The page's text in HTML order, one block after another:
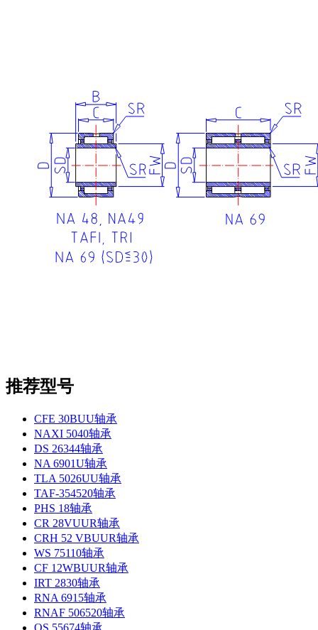
推荐型号
CFE 30BUU轴承
NAXI 5040轴承
DS 26344轴承
NA 6901U轴承
TLA 5026UU轴承
TAF-354520轴承
PHS 18轴承
CR 28VUUR轴承
CRH 52 VBUUR轴承
WS 75110轴承
CF 12WBUUR轴承
IRT 2830轴承
RNA 6915轴承
RNAF 506520轴承
OS 55674轴承